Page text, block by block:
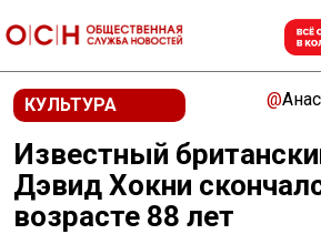
КУЛЬТУРА @
Известный
Дэвид Хокни
возрасте 88 лет